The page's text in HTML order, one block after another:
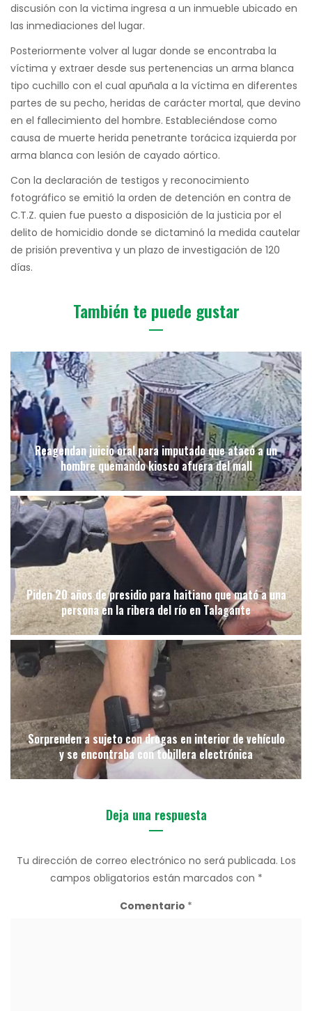
discusión con la victima ingresa a un inmueble ubicado en
las inmediaciones del lugar.
Posteriormente volver al lugar donde se encontraba la
víctima y extraer desde sus pertenencias un arma blanca
tipo cuchillo con el cual apuñala a la víctima en diferentes
partes de su pecho, heridas de carácter mortal, que devino
en el fallecimiento del hombre. Estableciéndose como
causa de muerte herida penetrante torácica izquierda por
arma blanca con lesión de cayado aórtico.
Con la declaración de testigos y reconocimiento
fotográfico se emitió la orden de detención en contra de
C.T.Z. quien fue puesto a disposición de la justicia por el
delito de homicidio donde se dictaminó la medida cautelar
de prisión preventiva y un plazo de investigación de 120
días.
También te puede gustar
Reagendan juicio oral para imputado que atacó a un
hombre quemando kiosco afuera del mall
Piden 20 años de presidio para haitiano que mató a una
persona en la ribera del río en Talagante
Sorprenden a sujeto con drogas en interior de vehículo
y se encontraba con tobillera electrónica
Deja una respuesta
Tu dirección de correo electrónico no será publicada. Los
campos obligatorios están marcados con *
Comentario *